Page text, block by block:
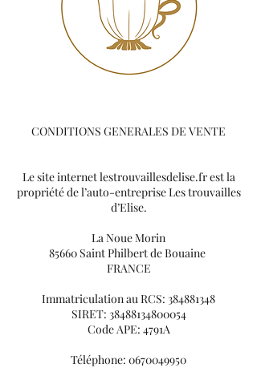
CONDITIONS GENERALES DE VENTE
Le site internet lestrouvaillesdelise.fr est la
propriété de l’auto-entreprise Les trouvailles
d’Elise.
La Noue Morin
85660 Saint Philbert de Bouaine
FRANCE
Immatriculation au RCS: 384881348
SIRET: 38488134800054
Code APE: 4791A
Téléphone: 0670049950